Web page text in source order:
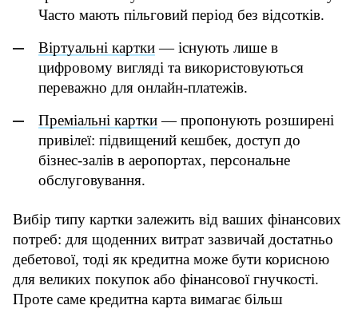
Часто мають пільговий період без відсотків.
Віртуальні картки — існують лише в
цифровому вигляді та використовуються
переважно для онлайн-платежів.
Преміальні картки — пропонують розширені
привілеї: підвищений кешбек, доступ до
бізнес-залів в аеропортах, персональне
обслуговування.
Вибір типу картки залежить від ваших фінансових
потреб: для щоденних витрат зазвичай достатньо
дебетової, тоді як кредитна може бути корисною
для великих покупок або фінансової гнучкості.
Проте саме кредитна карта вимагає більш